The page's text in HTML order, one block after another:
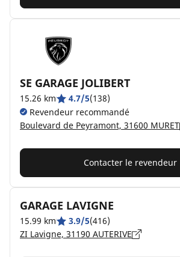
SE GARAGE JOLIBERT
15.26 km 4.7/5(138)
Revendeur recommandé
Boulevard de Peyramont, 31600 MURET
Contacter le revendeur
GARAGE LAVIGNE
15.99 km 3.9/5(416)
ZI Lavigne, 31190 AUTERIVE